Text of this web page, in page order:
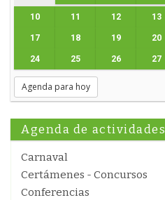
10 11 12 13
17 18 19 20
24 25 26 27
Agenda para hoy
Agenda de actividades
Carnaval
Certámenes - Concursos
Conferencias